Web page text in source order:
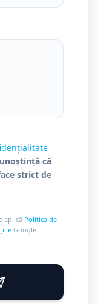
că
strict de
aplică Politica de
Google.